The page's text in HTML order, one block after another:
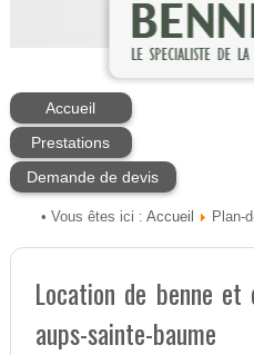
Accueil
Prestations
Demande de devis
• Vous êtes ici : Accueil Plan-
Location de benne et
aups-sainte-baume